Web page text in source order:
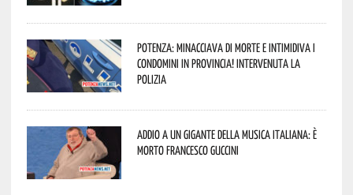
Potenza: minacciava di morte e intimidiva i
condomini in provincia! Intervenuta la
Polizia
Addio a un gigante della musica italiana: è
morto Francesco Guccini